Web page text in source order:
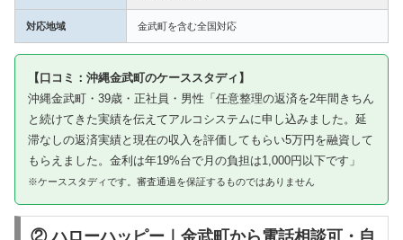
対応地域 金武町を含む全国対応
【口コミ：沖縄金武町のケーススタディ】
沖縄金武町・39歳・正社員・男性「任意整理の返済を2年間きちん
と続けてきた実績を伝えてアルコシステムに申し込みました。延
滞なしの返済実績と現在の収入を評価してもらい5万円を融資して
もらえました。金利は年19%台で月の負担は1,000円以下です」
※ケーススタディです。審査通過を保証するものではありません